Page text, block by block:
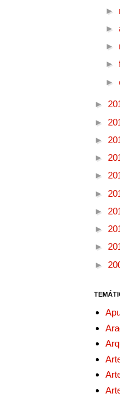
►
►
►
►
►
►
►
►
►
►
►
►
►
►
►